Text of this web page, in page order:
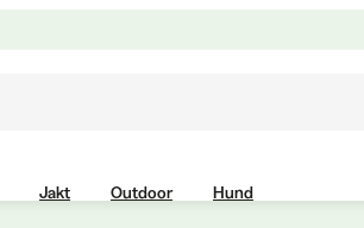
Jakt Outdoor Hund